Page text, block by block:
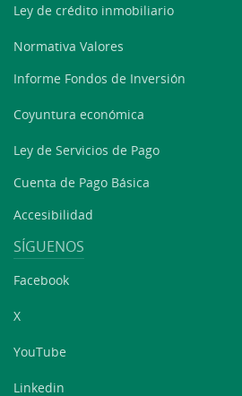
Ley de crédito inmobiliario
Normativa Valores
Informe Fondos de Inversión
Coyuntura económica
Ley de Servicios de Pago
Cuenta de Pago Básica
Accesibilidad
SÍGUENOS
Facebook
X
YouTube
Linkedin